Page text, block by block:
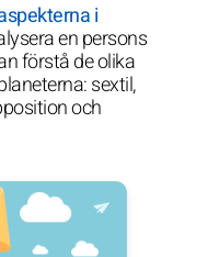
i
en persons
förstå de olika
sextil,
och